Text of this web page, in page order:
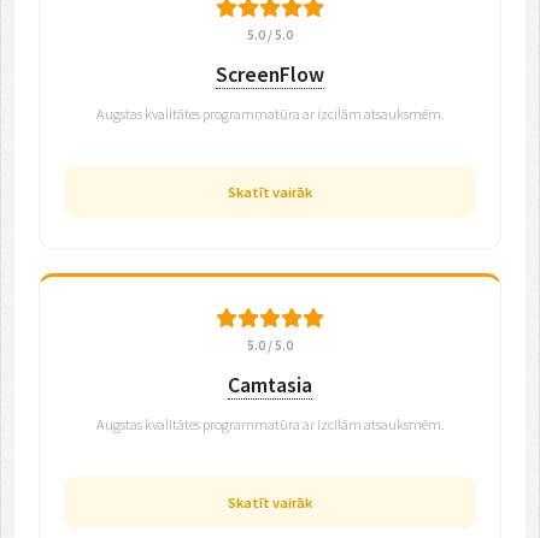
5.0 / 5.0
ScreenFlow
Augstas kvalitātes programmatūra ar izcilām atsauksmēm.
Skatīt vairāk
5.0 / 5.0
Camtasia
Augstas kvalitātes programmatūra ar izcilām atsauksmēm.
Skatīt vairāk